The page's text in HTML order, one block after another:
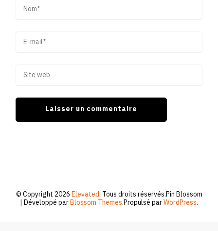
© Copyright 2026Elevated. Tous droits réservés.Pin Blossom
| Développé parBlossom Themes.Propulsé parWordPress.